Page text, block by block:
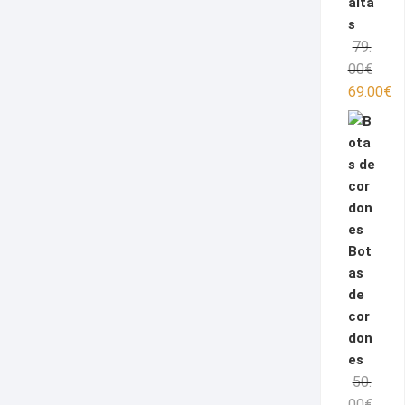
s
79.
00€El
69.00€
El
Bot
as
de
cor
don
es
50.